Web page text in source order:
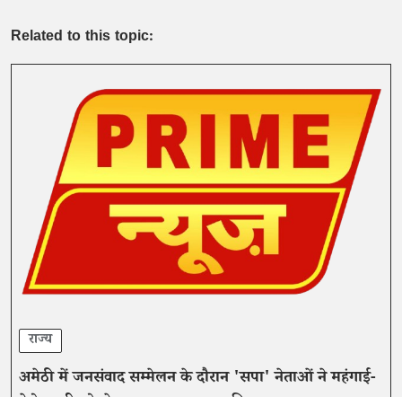
Related to this topic:
राज्य
अमेठी में जनसंवाद सम्मेलन के दौरान 'सपा' नेताओं ने महंगाई-